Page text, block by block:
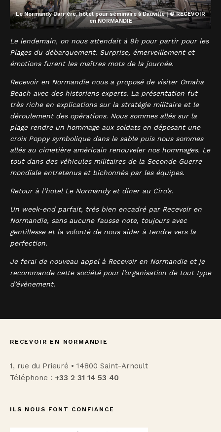
Le Normandy Barrière, hôtel pour séminaire à Dauville | © RECEVOIR
en NORMANDIE
Le lendemain, on nous attendait à 9h pour partir pour les
Plages du débarquement. Surprise, émerveillement et
émotions furent les maîtres mots de la journée.
Recevoir en Normandie nous a proposé de visiter Omaha
Beach avec des historiens experts. La présentation fut
très riche en explications sur la stratégie militaire et le
déroulement des opérations. Nous sommes allés sur la
plage rendre un hommage aux soldats en déposant une
croix Poppy symbolique dans le sable puis nous sommes
allés au cimetière américain renouveler nos hommages. Le
tout dans des véhicules militaires de la Seconde Guerre
mondiale entretenus et bichonnés par les équipes.
Retour à l’hotel Le Normandy et diner au Ciro’s.
Un week-end parfait, très bien encadré par Recevoir en
Normandie, sans aucune fausse note, toujours avec
gentillesse et la volonté de nous aider à tendre vers la
perfection.
Je ferai de nouveau appel à Recevoir en Normandie et je
recommande cette société pour l’organisation de tout type
d’évènement.
RECEVOIR EN NORMANDIE
1, rue du Prieuré • 14800 Saint-Arnoult
Téléphone : +33 2 31 14 53 40
ILS NOUS FONT CONFIANCE